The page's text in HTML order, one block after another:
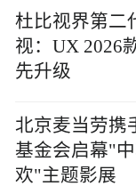
杜比视界第二
视：UX 2026
先升级
北京麦当劳携
基金会启幕"
欢"主题影展